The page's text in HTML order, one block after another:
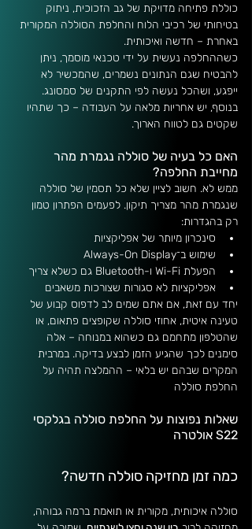
כוללת פתיחה מדויקת של גב הזכוכית, ניתוק
בטיחותי של רכיבי הלוח והחלפת הסוללה המקורית
באחרת – חדשה ואיכותית.
כשההחלפה נעשית על ידי טכנאי מוסמך, ניתן
להבטיח שגם הנתונים נשמרים, שהמכשיר לא
ייפגע, ושהכל נעשה לפי התקנים של סמסונג.
בנוסף, יש אחריות מלאה על העבודה – כך שתהיו
שקטים גם לטווח הארוך.
האם כל בעיה של סוללה נגמרת מהר
מחייבת החלפה?
ממש לא. חשוב לציין שלא כל תסמין של סוללה
שנגמרת מהר מצריך תיקון. לפעמים הפתרון טמון
רק בהגדרות:
סינכרון מיותר של אפליקציות
שימוש ב־Always-On Display
הפעלת Wi-Fi ו-Bluetooth גם כשלא צריך
אפליקציות לא סגורות שצורכות משאבים
יחד עם זאת, אם אתם שמים לב לדפוס קבוע של
טעינה איטית, אחוזי סוללה שקופצים פתאום, או
שהטלפון מתחמם גם כשהוא במנוחה – אלה
סימנים לכך שהגיע הזמן לבצע בדיקה. במרבית
המקרים שבהם יש בלאי – ההמלצה תהיה על
החלפת סוללה
שאלות נפוצות על החלפת סוללה בגלקסי
S22 אולטרה
כמה זמן מחזיקה סוללה חדשה?
סוללה איכותית, מקורית או תואמת ברמה גבוהה,